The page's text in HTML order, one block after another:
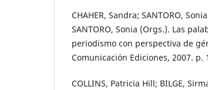
CHAHER, Sandra; SANTORO,
SANTORO, Sonia (Orgs.). Las
periodismo con perspectiva de
Comunicación Ediciones, 2007. p.
COLLINS, Patricia Hill; BILGE,